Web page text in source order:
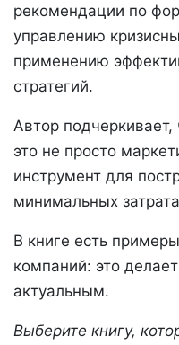
рекомендации по
управлению
применению
стратегий.
Автор
это не просто
инструмент для
минимальных
В книге есть
компаний: это
актуальным.
Выберите книгу,